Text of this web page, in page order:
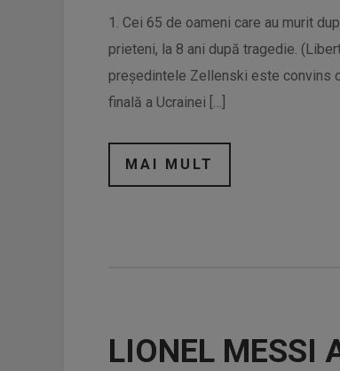
1. Cei 65 de oameni care au murit
prieteni, la 8 ani după tragedie.
președintele Zellenski este convins
finală a Ucrainei […]
MAI MULT
LIONEL MESSI